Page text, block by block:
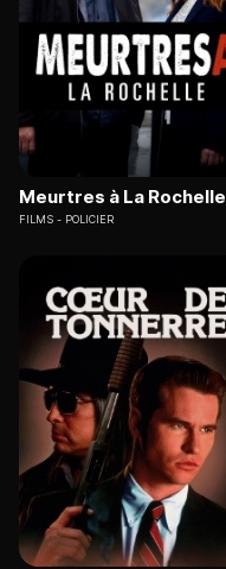
Meurtres à La Rochelle
FILMS POLICIER